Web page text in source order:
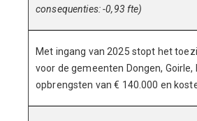
consequenties: -0,93 fte)
Met ingang van 2025 stopt het
voor de gemeenten Dongen,
opbrengsten van € 140.000 en